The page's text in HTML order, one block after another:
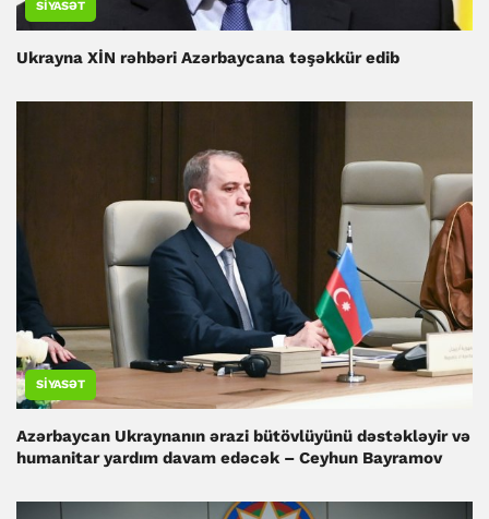
SIYASƏT
Ukrayna XİN rəhbəri Azərbaycana təşəkkür edib
SIYASƏT
Azərbaycan Ukraynanın ərazi bütövlüyünü dəstəkləyir və
humanitar yardım davam edəcək – Ceyhun Bayramov